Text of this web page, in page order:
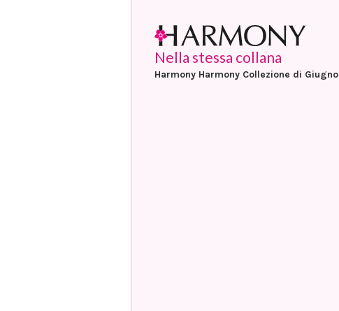
Nella stessa collana
Harmony Harmony Collezione di Giugno